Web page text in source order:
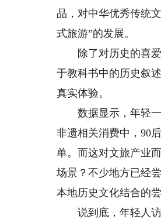
品，对中华优秀传统
式旅游”的发展。
除了对历史的喜爱
于教科书中的历史叙
真实体验。
数据显示，年轻一
非遗相关消费中，90
单。而这对文旅产业
场景？不少地方已经
本地历史文化结合的
说到底，年轻人访